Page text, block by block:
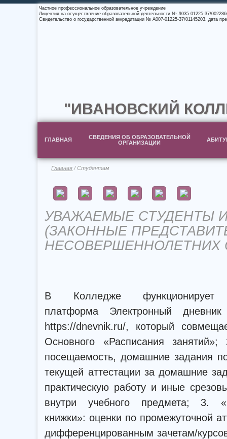
Частное профессиональное образовательное учреждение
Лицензия на осуществление образовательной деятельности № Л035-01225-37/
Свидетельство о государственной аккредитации № А007-01225-37/01145203, дата
"ИВАНОВСКИЙ
ГЛАВНАЯ
СВЕДЕНИЯ ОБ ОБРАЗОВАТЕЛЬНОЙ
ОРГАНИЗАЦИИ
Главная / Студентам
УВАЖАЕМЫЕ СТУДЕНТЫ
(ЗАКОННЫЕ
НЕСОВЕРШЕННОЛЕТНИХ
В Колледже функционирует
платформа Электронный
https://dnevnik.ru/, который
Основного «Расписания
посещаемость, домашние задания
текущей аттестации за домашние
практическую работу и иные
внутри учебного предмета; 3.
книжки»: оценки по промежуточной
дифференцированным зачетам/